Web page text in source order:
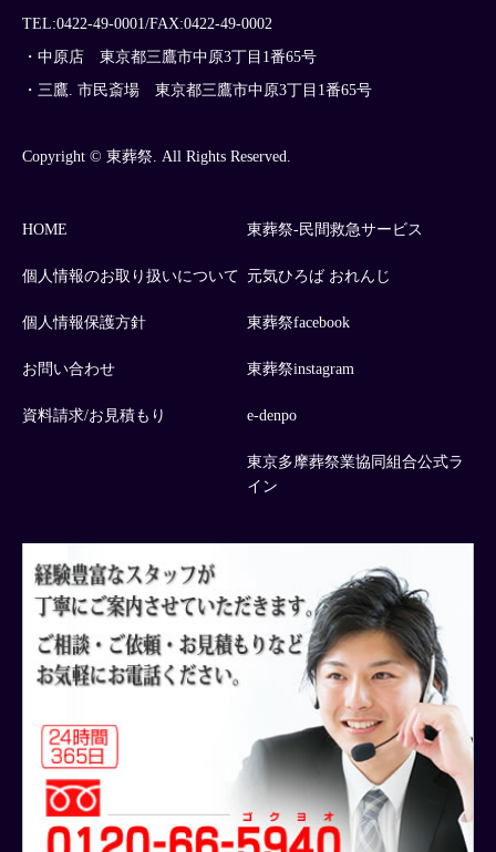
TEL:0422-49-0001/FAX:0422-49-0002
・中原店 東京都三鷹市中原3丁目1番65号
・三鷹. 市民斎場 東京都三鷹市中原3丁目1番65号
Copyright © 東葬祭. All Rights Reserved.
HOME
個人情報のお取り扱いについて
個人情報保護方針
お問い合わせ
資料請求/お見積もり
東葬祭-民間救急サービス
元気ひろば おれんじ
東葬祭facebook
東葬祭instagram
e-denpo
東京多摩葬祭業協同組合公式ラ
イン